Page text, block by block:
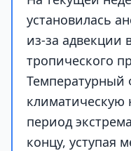
установилась
из-за адвекции
тропического
климатическую
период
концу, уступая